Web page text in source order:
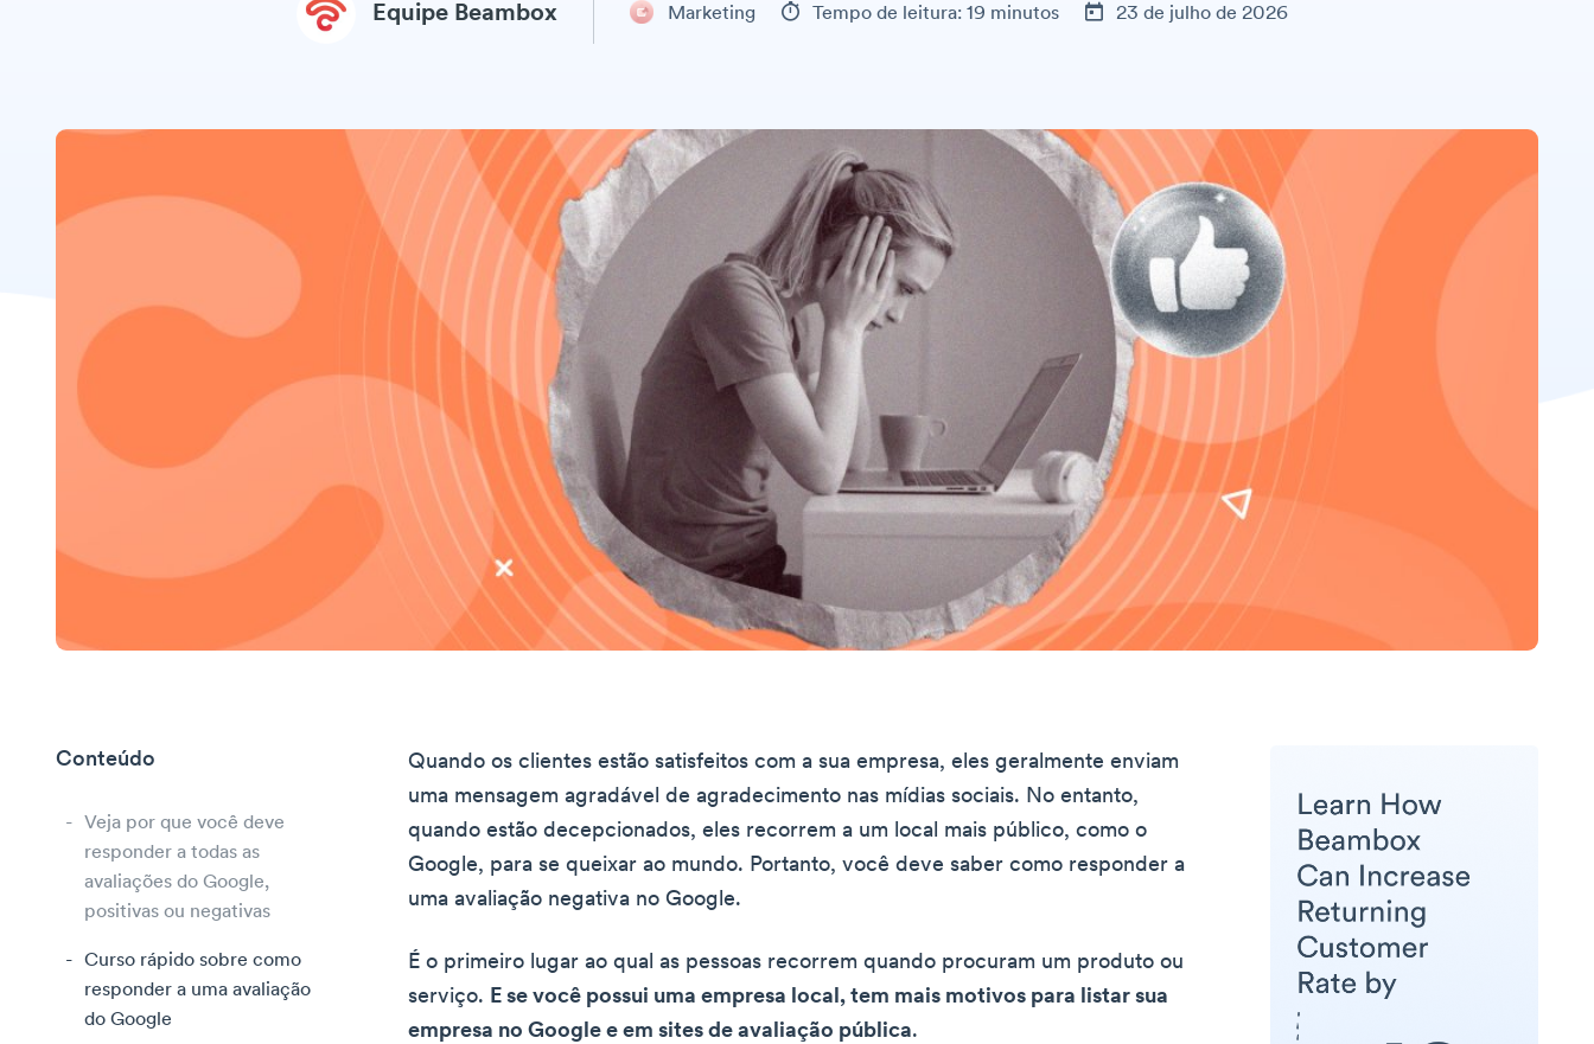
Equipe Beambox Marketing Tempo de leitura: 19 minutos 23 de julho de 2026
Conteúdo
Veja por que você deve
responder a todas as
avaliações do Google,
positivas ou negativas
Curso rápido sobre como
responder a uma avaliação
do Google
Quando os clientes estão satisfeitos com a sua empresa, eles geralmente enviam
uma mensagem agradável de agradecimento nas mídias sociais. No entanto,
quando estão decepcionados, eles recorrem a um local mais público, como o
Google, para se queixar ao mundo. Portanto, você deve saber como responder a
uma avaliação negativa no Google.
É o primeiro lugar ao qual as pessoas recorrem quando procuram um produto ou
serviço. E se você possui uma empresa local, tem mais motivos para listar sua
empresa no Google e em sites de avaliação pública.